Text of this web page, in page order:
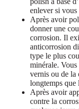
enlever si vous
Après avoir
donner une
corrosion. Il
anticorrosion
type le plus
minérale.
vernis ou de la
longtemps que
Après avoir
contre la